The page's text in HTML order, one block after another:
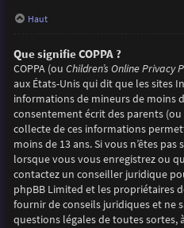
Haut
Que signifie COPPA ?
COPPA (ou Children’s Online Privacy
aux États-Unis qui dit que les sites
informations de mineurs de moins
consentement écrit des parents
collecte de ces informations
moins de 13 ans. Si vous n’êtes
lorsque vous vous enregistrez ou
contactez un conseiller juridique
phpBB Limited et les propriétaires
fournir de conseils juridiques et ne
questions légales de toutes sortes,